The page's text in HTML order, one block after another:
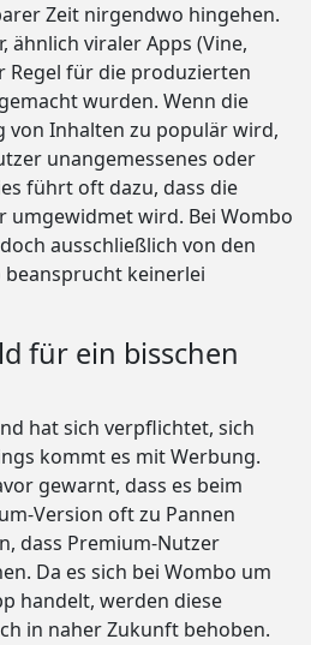
Zeit nirgendwo hingehen.
ähnlich viraler Apps (Vine,
Regel für die produzierten
wurden. Wenn die
von Inhalten zu populär wird,
unangemessenes oder
führt oft dazu, dass die
wird. Bei Wombo
ausschließlich von den
keinerlei
für ein bisschen
hat sich verpflichtet, sich
kommt es mit Werbung.
gewarnt, dass es beim
Version oft zu Pannen
dass Premium-Nutzer
Da es sich bei Wombo um
handelt, werden diese
in naher Zukunft behoben.